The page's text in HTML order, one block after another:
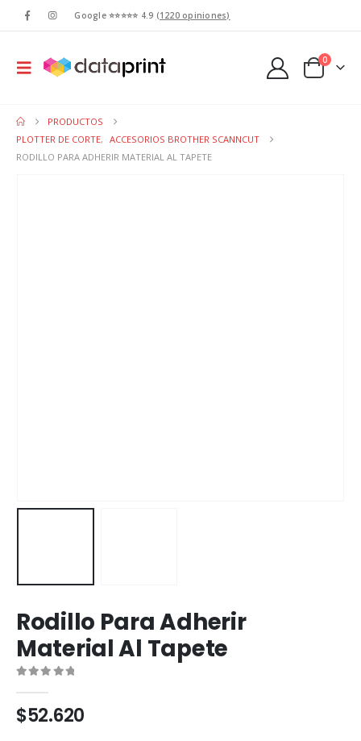
Google ⭐⭐⭐⭐⭐ 4.9 (1220 opiniones)
0
PRODUCTOS
PLOTTER DE CORTE, ACCESORIOS BROTHER SCANNCUT
RODILLO PARA ADHERIR MATERIAL AL TAPETE
Rodillo Para Adherir
Material Al Tapete
$52.620